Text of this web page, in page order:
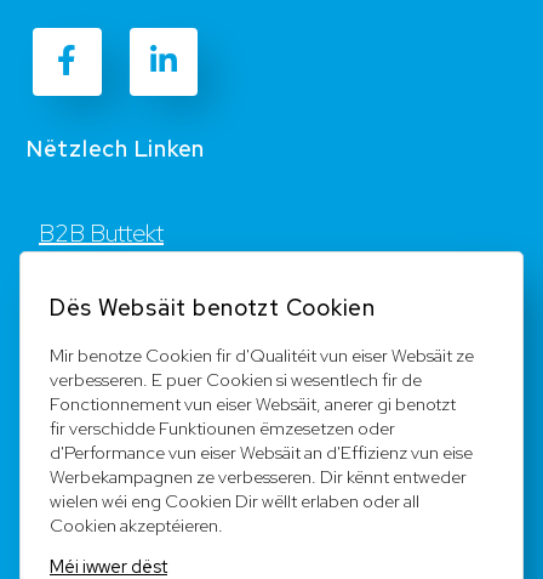
Nëtzlech Linken
B2B Buttekt
Registréieren
Equipe
Legal Notice
Dës Websäit benotzt Cookien
Mir benotze Cookien fir d'Qualitéit vun eiser Websäit ze
verbesseren. E puer Cookien si wesentlech fir de
Fonctionnement vun eiser Websäit, anerer gi benotzt
fir verschidde Funktiounen ëmzesetzen oder
d'Performance vun eiser Websäit an d'Effizienz vun eise
Werbekampagnen ze verbesseren. Dir kënnt entweder
wielen wéi eng Cookien Dir wëllt erlaben oder all
Cookien akzeptéieren.
Méi iwwer dëst